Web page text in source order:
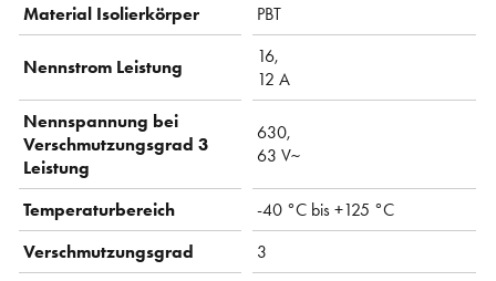
Material Isolierkörper PBT
Nennstrom Leistung
16,
12 A
Nennspannung bei
Verschmutzungsgrad 3
Leistung
630,
63 V~
Temperaturbereich
-40 °C bis +125 °C
Verschmutzungsgrad
3